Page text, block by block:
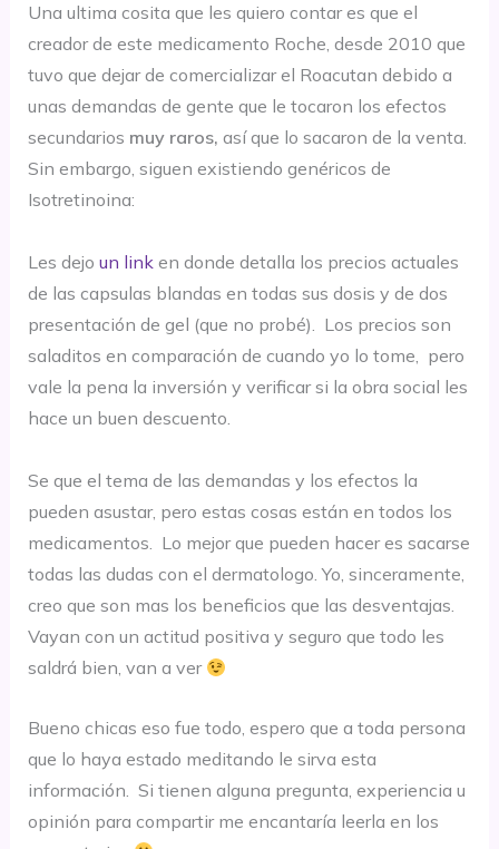
Una ultima cosita que les quiero contar es que el
creador de este medicamento Roche, desde 2010 que
tuvo que dejar de comercializar el Roacutan debido a
unas demandas de gente que le tocaron los efectos
secundarios muy raros, así que lo sacaron de la venta.
Sin embargo, siguen existiendo genéricos de
Isotretinoina:
Les dejo un linken donde detalla los precios actuales
de las capsulas blandas en todas sus dosis y de dos
presentación de gel (que no probé). Los precios son
saladitos en comparación de cuando yo lo tome, pero
vale la pena la inversión y verificar si la obra social les
hace un buen descuento.
Se que el tema de las demandas y los efectos la
pueden asustar, pero estas cosas están en todos los
medicamentos. Lo mejor que pueden hacer es sacarse
todas las dudas con el dermatologo. Yo, sinceramente,
creo que son mas los beneficios que las desventajas.
Vayan con un actitud positiva y seguro que todo les
saldrá bien, van a ver
Bueno chicas eso fue todo, espero que a toda persona
que lo haya estado meditando le sirva esta
información. Si tienen alguna pregunta, experiencia u
opinión para compartir me encantaría leerla en los